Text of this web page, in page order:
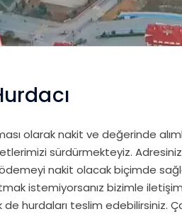
olarak nakit ve değerinde
sürdürmekteyiz.
nakit olacak biçimde
istemiyorsanız bizimle
hurdaları teslim edebilirsiniz.